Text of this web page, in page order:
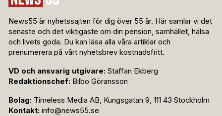
News55 är nyhetssajten för dig över 55 år. Här samlar vi det
senaste och det viktigaste om din pension, samhället, hälsa
och livets goda. Du kan läsa alla våra artiklar och
prenumerera på vårt nyhetsbrev kostnadsfritt.
VD och ansvarig utgivare: Staffan Ekberg
Redaktionschef: Bilbo Göransson
Bolag: Timeless Media AB, Kungsgatan 9, 111 43 Stockholm
Kontakt: info@news55.se